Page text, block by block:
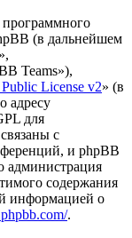
(в дальнейшем
Teams»),
License v2» (в
адресу
для
с
и phpBB
администрация
содержания
информацией о
.